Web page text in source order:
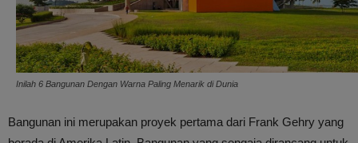
Inilah 6 Bangunan Dengan Warna Paling Menarik di Dunia
Bangunan ini merupakan proyek pertama dari Frank Gehry yang